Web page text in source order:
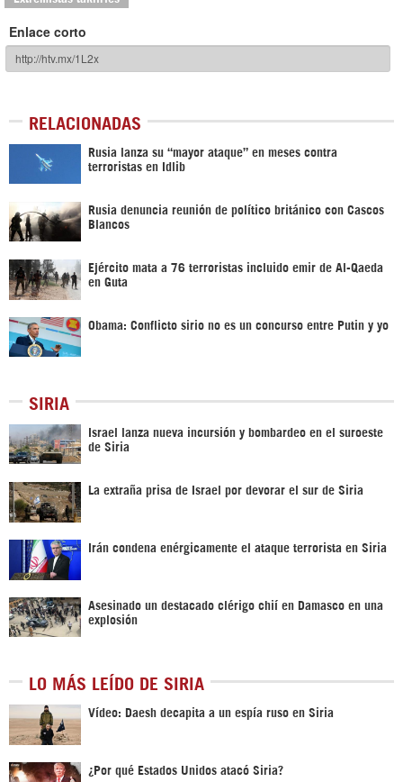
Enlace corto
RELACIONADAS
Rusia lanza su “mayor ataque” en meses contra
terroristas en Idlib
Rusia denuncia reunión de político británico con Cascos
Blancos
Ejército mata a 76 terroristas incluido emir de Al-Qaeda
en Guta
Obama: Conflicto sirio no es un concurso entre Putin y yo
SIRIA
Israel lanza nueva incursión y bombardeo en el suroeste
de Siria
La extraña prisa de Israel por devorar el sur de Siria
Irán condena enérgicamente el ataque terrorista en Siria
Asesinado un destacado clérigo chií en Damasco en una
explosión
LO MÁS LEÍDO DE SIRIA
Vídeo: Daesh decapita a un espía ruso en Siria
¿Por qué Estados Unidos atacó Siria?